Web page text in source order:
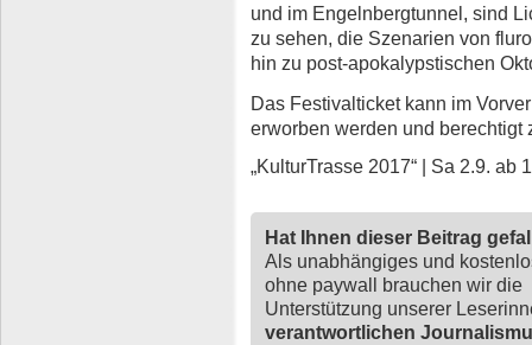
und im Engelnbergtunnel, sind
zu sehen, die Szenarien von
hin zu post-apokalypstischen
Das Festivalticket kann im
erworben werden und berechtigt
„KulturTrasse 2017“ | Sa 2.9. ab
Hat Ihnen dieser Beitrag
Als unabhängiges und
ohne paywall brauchen wir die
Unterstützung unserer
verantwortlichen